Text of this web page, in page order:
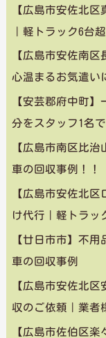
【広島市安佐北
｜軽トラック6台
【広島市安佐南
心温まるお気遣い
【安芸郡府中町
分をスタッフ1名
【広島市南区比
車の回収事例！！
【広島市安佐北
け代行｜軽トラッ
【廿日市市】不
車の回収事例
【広島市安佐北
収のご依頼｜業者
【広島市佐伯区